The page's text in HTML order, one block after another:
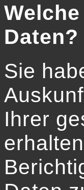
Daten?
Sie
Ihrer